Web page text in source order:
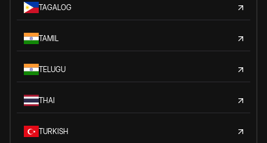
TAGALOG
TAMIL
TELUGU
THAI
TURKISH